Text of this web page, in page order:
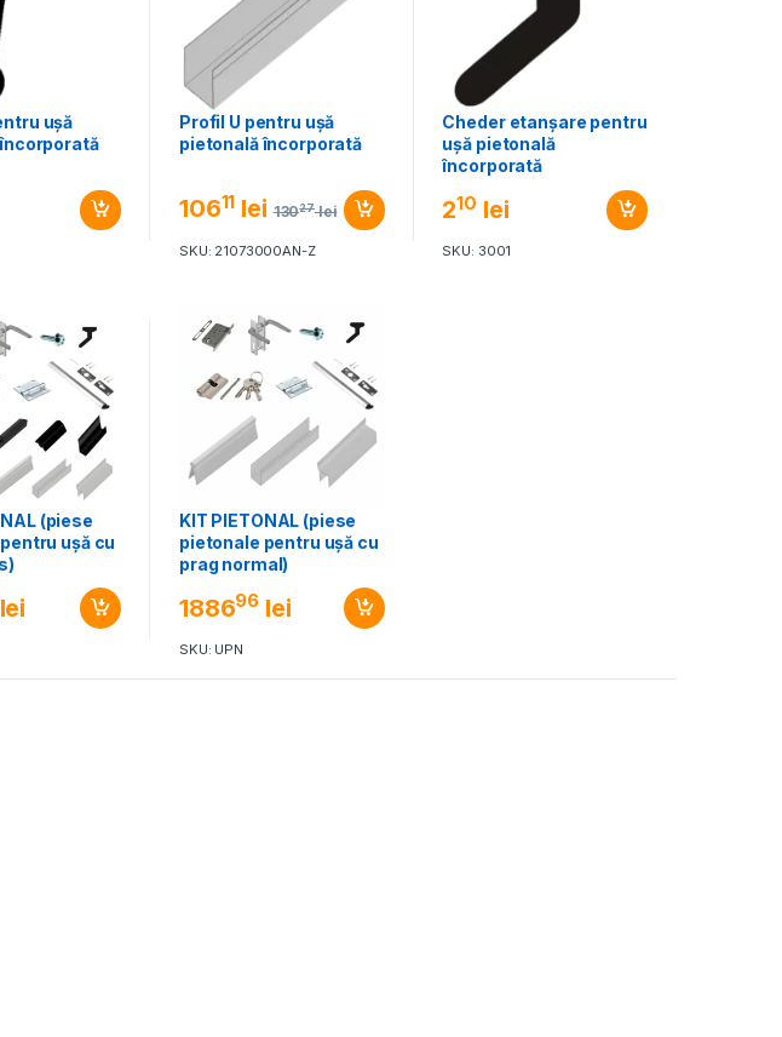
ușă
Profil U pentru ușă
pietonală încorporată
10611 lei 13027 lei
SKU: 21073000AN-Z
Cheder etanșare pentru
ușă pietonală
încorporată
210 lei
SKU: 3001
(piese
ușă cu
lei
KIT PIETONAL (piese
pietonale pentru ușă cu
prag normal)
188696 lei
SKU: UPN